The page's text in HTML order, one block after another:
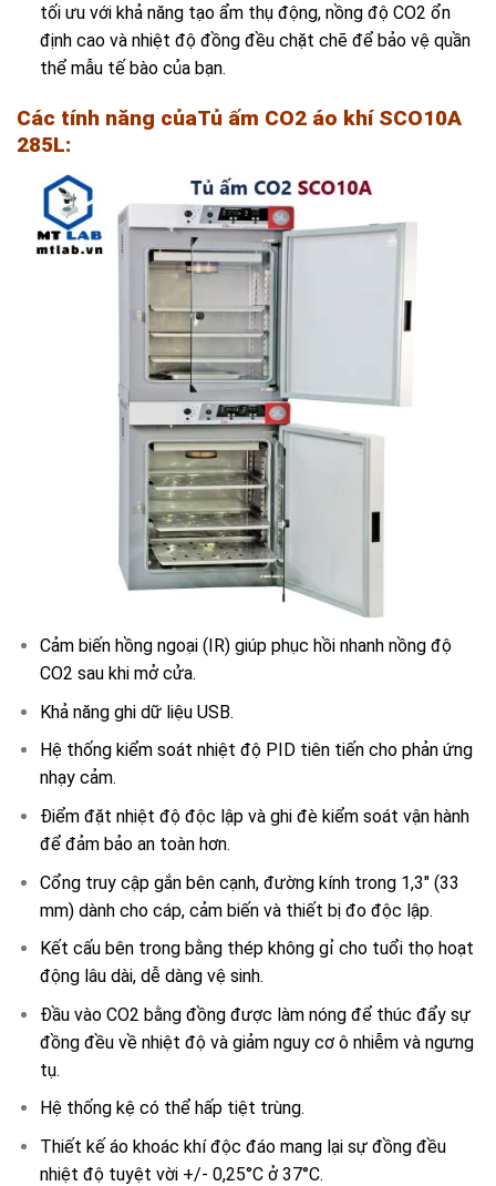
tối ưu với khả năng tạo ẩm thụ động, nồng độ CO2 ổn
định cao và nhiệt độ đồng đều chặt chẽ để bảo vệ quần
thể mẫu tế bào của bạn.
Các tính năng củaTủ ấm CO2 áo khí SCO10A
285L:
Cảm biến hồng ngoại (IR) giúp phục hồi nhanh nồng độ
CO2 sau khi mở cửa.
Khả năng ghi dữ liệu USB.
Hệ thống kiểm soát nhiệt độ PID tiên tiến cho phản ứng
nhạy cảm.
Điểm đặt nhiệt độ độc lập và ghi đè kiểm soát vận hành
để đảm bảo an toàn hơn.
Cổng truy cập gắn bên cạnh, đường kính trong 1,3″ (33
mm) dành cho cáp, cảm biến và thiết bị đo độc lập.
Kết cấu bên trong bằng thép không gỉ cho tuổi thọ hoạt
động lâu dài, dễ dàng vệ sinh.
Đầu vào CO2 bằng đồng được làm nóng để thúc đẩy sự
đồng đều về nhiệt độ và giảm nguy cơ ô nhiễm và ngưng
tụ.
Hệ thống kệ có thể hấp tiệt trùng.
Thiết kế áo khoác khí độc đáo mang lại sự đồng đều
nhiệt độ tuyệt vời +/- 0,25°C ở 37°C.